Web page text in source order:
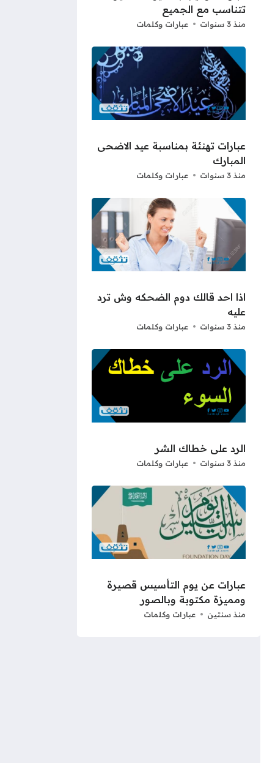
تتناسب مع الجميع
منذ 3 سنوات عبارات وكلمات
عبارات تهنئة بمناسبة عيد الاضحى
المبارك
منذ 3 سنوات عبارات وكلمات
اذا احد قالك دوم الضحكه وش ترد
عليه
منذ 3 سنوات عبارات وكلمات
الرد على خطاك الشر
منذ 3 سنوات عبارات وكلمات
عبارات عن يوم التأسيس قصيرة
ومميزة مكتوبة وبالصور
منذ سنتين عبارات وكلمات